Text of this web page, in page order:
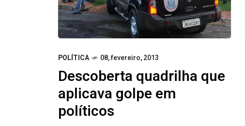
POLÍTICA 08, fevereiro, 2013
Descoberta quadrilha que
aplicava golpe em
políticos